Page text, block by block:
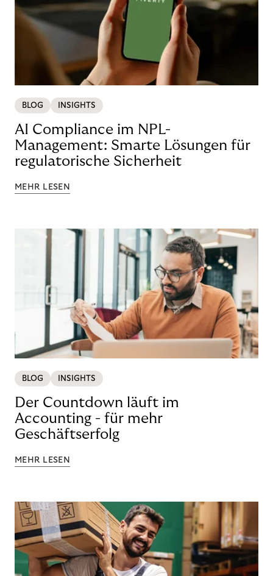
BLOG INSIGHTS
AI Compliance im NPL-
Management: Smarte Lösungen für
regulatorische Sicherheit
MEHR LESEN
BLOG INSIGHTS
Der Countdown läuft im
Accounting - für mehr
Geschäftserfolg
MEHR LESEN